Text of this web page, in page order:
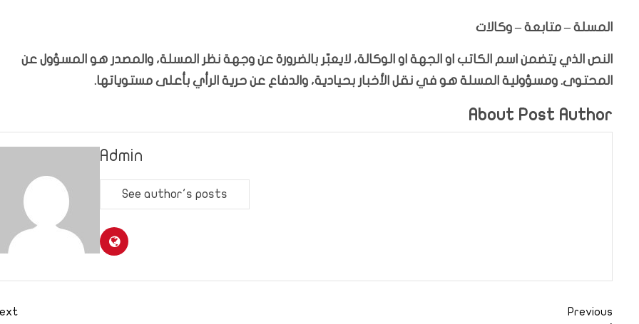
المسلة – متابعة – وكالات
النص الذي يتضمن اسم الكاتب او الجهة او الوكالة، لايعبّر بالضرورة عن وجهة نظر المسلة، والمصدر هو المسؤول عن
المحتوى. ومسؤولية المسلة هو في نقل الأخبار بحيادية، والدفاع عن حرية الرأي بأعلى مستوياتها.
About Post Author
Admin
See author's posts
Previous